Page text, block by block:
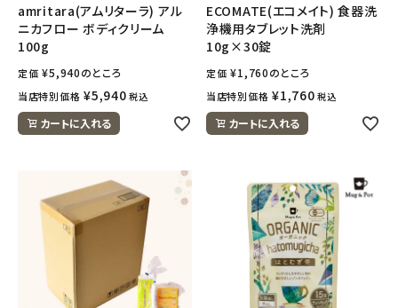
amritara(アムリターラ) アル
ニカフロー ボディクリーム
100g
定価 ¥5,940のところ
当店特別価格 ¥5,940 税込
カートに入れる
ECOMATE(エコメイト) 食器洗
浄機用タブレット洗剤
10g×30錠
定価 ¥1,760のところ
当店特別価格 ¥1,760 税込
カートに入れる